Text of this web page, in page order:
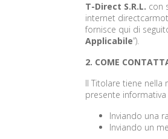
T-Direct S.R.L. con
internet
fornisce qui di
Applicabile”).
2. COME
Il Titolare tiene
presente
Inviando una
Inviando un